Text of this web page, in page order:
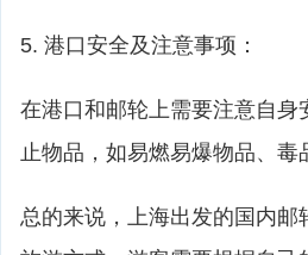
5. 港口安全及注意事项：
在港口和邮轮上需要注意自
止物品，如易燃易爆物品、毒
总的来说，上海出发的国内